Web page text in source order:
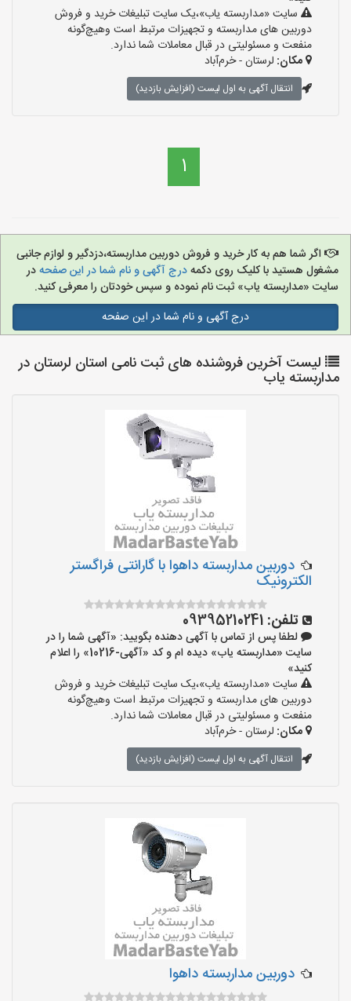
سایت «مداربسته یاب»،یک سایت تبلیغات خرید و فروش
دوربین های مداربسته و تجهیزات مرتبط است وهیچ‌گونه
منفعت و مسئولیتی در قبال معاملات شما ندارد.
مکان: لرستان - خرم‌آباد
انتقال آگهی به اول لیست (افزایش بازدید)
1
اگر شما هم به کار خرید و فروش دوربین مداربسته،دزدگیر و لوازم جانبی
مشغول هستید با کلیک روی دکمهدرج آگهی و نام شما در این صفحهدر
سایت «مداربسته یاب» ثبت نام نموده و سپس خودتان را معرفی کنید.
درج آگهی و نام شما در این صفحه
لیست آخرین فروشنده های ثبت نامی استان لرستان در
مداربسته یاب
دوربین مداربسته داهوا با گارانتی فراگستر
الکترونیک
تلفن: 09395210241
لطفا پس از تماس با آگهی دهنده بگویید: «آگهی شما را در
سایت «مداربسته یاب» دیده ام و کد «آگهی-10216» را اعلام
کنید»
سایت «مداربسته یاب»،یک سایت تبلیغات خرید و فروش
دوربین های مداربسته و تجهیزات مرتبط است وهیچ‌گونه
منفعت و مسئولیتی در قبال معاملات شما ندارد.
مکان: لرستان - خرم‌آباد
انتقال آگهی به اول لیست (افزایش بازدید)
دوربین مداربسته داهوا